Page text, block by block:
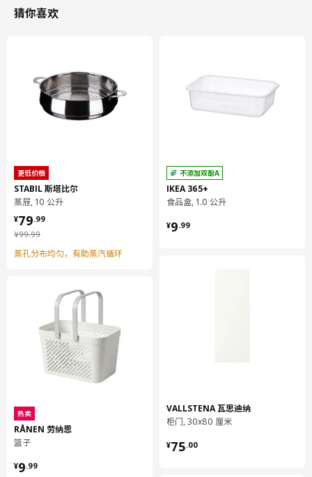
猜你喜欢
更低价格
STABIL 斯塔比尔
蒸屉, 10 公升
¥99.99
¥ 99.99
¥79.99
¥ 79.99
蒸孔分布均匀，有助蒸汽循环
热卖
RÅNEN 劳纳恩
篮子
¥9.99
¥ 9.99
不添加双酚A
IKEA 365+
食品盒, 1.0 公升
¥9.99
¥ 9.99
VALLSTENA 瓦思迪纳
柜门, 30x80 厘米
¥75.00
¥ 75.00